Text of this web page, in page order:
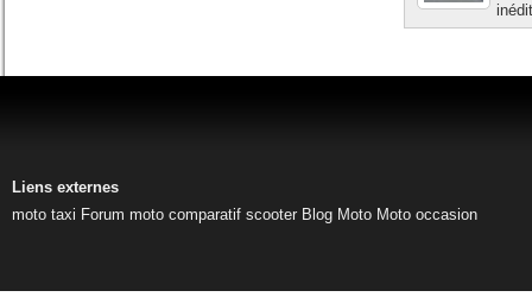
Liens externes
moto taxi Forum moto comparatif scooter Blog Moto Moto occasion